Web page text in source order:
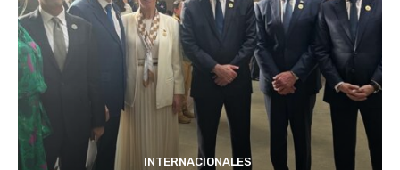
INTERNACIONALES